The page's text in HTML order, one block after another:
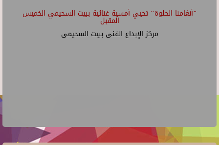
"أنغامنا الحلوة" تحيي أمسية غنائية ببيت السحيمي الخميس
المقبل
مركز الإبداع الفنى ببيت السحيمى